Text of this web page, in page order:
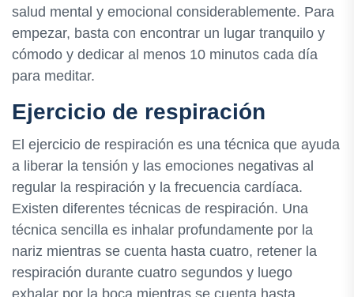
salud mental y emocional considerablemente. Para
empezar, basta con encontrar un lugar tranquilo y
cómodo y dedicar al menos 10 minutos cada día
para meditar.
Ejercicio de respiración
El ejercicio de respiración es una técnica que ayuda
a liberar la tensión y las emociones negativas al
regular la respiración y la frecuencia cardíaca.
Existen diferentes técnicas de respiración. Una
técnica sencilla es inhalar profundamente por la
nariz mientras se cuenta hasta cuatro, retener la
respiración durante cuatro segundos y luego
exhalar por la boca mientras se cuenta hasta